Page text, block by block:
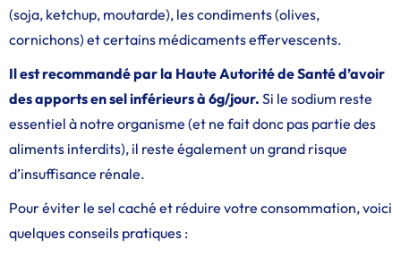
(soja, ketchup, moutarde), les condiments (olives,
cornichons) et certains médicaments effervescents.
Il est recommandé par la Haute Autorité de Santé d’avoir
des apports en sel inférieurs à 6g/jour. Si le sodium reste
essentiel à notre organisme (et ne fait donc pas partie des
aliments interdits), il reste également un grand risque
d’insuffisance rénale.
Pour éviter le sel caché et réduire votre consommation, voici
quelques conseils pratiques :